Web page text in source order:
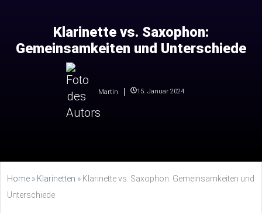
Klarinette vs. Saxophon:
Gemeinsamkeiten und Unterschiede
Martin 15. Januar 2024
Home » Klarinetten » Klarinette vs. Saxophon: Gemeinsamkeiten und
Unterschiede